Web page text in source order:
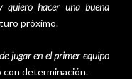
quiero hacer una buena
próximo.
jugar en el primer equipo
con determinación.